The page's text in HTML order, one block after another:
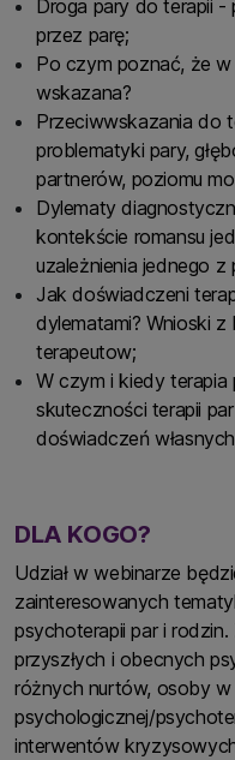
Droga pary do terapii
przez parę;
Po czym poznać, że
wskazana?
Przeciwwskazania do
problematyki pary,
partnerów, poziomu
Dylematy
kontekście romansu
uzależnienia jednego z
Jak doświadczeni
dylematami? Wnioski
terapeutow;
W czym i kiedy terapia
skuteczności terapii
doświadczeń
DLA KOGO?
Udział w webinarze
zainteresowanych
psychoterapii par i
przyszłych i obecnych
różnych nurtów, osoby
psychologicznej/
interwentów